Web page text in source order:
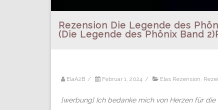
Rezension Die Legende des
(Die Legende des Phönix Band
ElaA2B / Februar 1, 2024 / Elas Rezension,
[werbung] Ich bedanke mich von Herzen für